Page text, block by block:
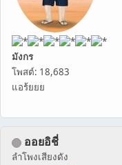
มังกร
โพสต์: 18,683
แอร้ยยย
ออยอิชี่
ลำโพงเสียงดัง